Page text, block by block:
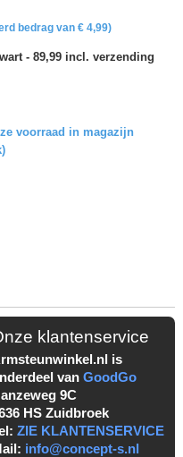
bedrag van € 4,99)
- 89,99 incl. verzending
voorraad in magazijn
klantenservice
is
van GoodGo
9C
HS Zuidbroek
ZIE KLANTENSERVICE
info@concept-s.nl